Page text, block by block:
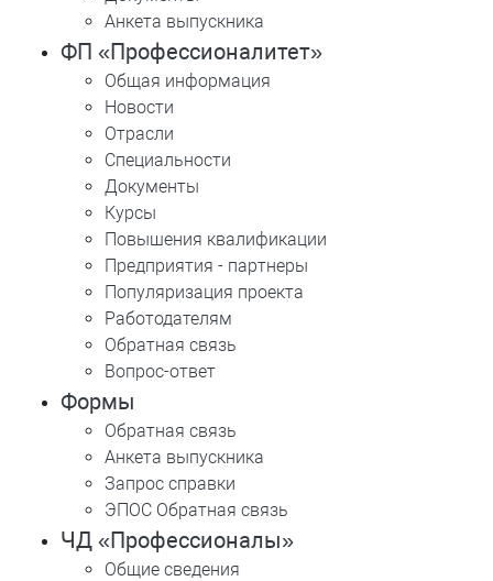
Анкета выпускника
ФП «Профессионалитет»
Общая информация
Новости
Отрасли
Специальности
Документы
Курсы
Повышения квалификации
Предприятия - партнеры
Популяризация проекта
Работодателям
Обратная связь
Вопрос-ответ
Формы
Обратная связь
Анкета выпускника
Запрос справки
ЭПОС Обратная связь
ЧД «Профессионалы»
Общие сведения